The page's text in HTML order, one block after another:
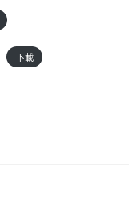
下載